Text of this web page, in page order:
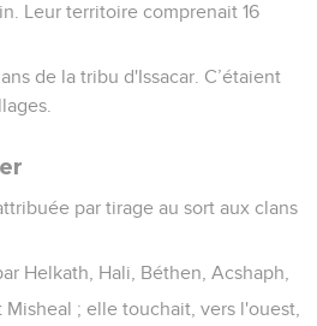
Leur territoire comprenait 16
de la tribu d'Issacar. C’étaient
par tirage au sort aux clans
Helkath, Hali, Béthen, Acshaph,
; elle touchait, vers l'ouest,